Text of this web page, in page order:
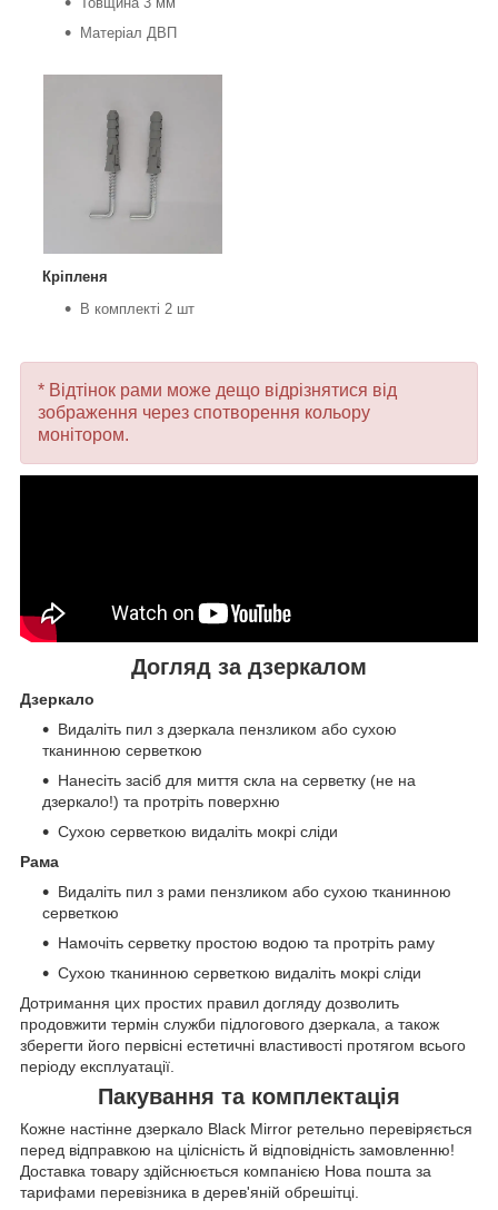
Матеріал ДВП
Кріпленя
В комплекті 2 шт
* Відтінок рами може дещо відрізнятися від
зображення через спотворення кольору
монітором.
Догляд за дзеркалом
Дзеркало
Видаліть пил з дзеркала пензликом або сухою
тканинною серветкою
Нанесіть засіб для миття скла на серветку (не на
дзеркало!) та протріть поверхню
Сухою серветкою видаліть мокрі сліди
Рама
Видаліть пил з рами пензликом або сухою тканинною
серветкою
Намочіть серветку простою водою та протріть раму
Сухою тканинною серветкою видаліть мокрі сліди
Дотримання цих простих правил догляду дозволить
продовжити термін служби підлогового дзеркала, а також
зберегти його первісні естетичні властивості протягом всього
періоду експлуатації.
Пакування та комплектація
Кожне настінне дзеркало Black Mirror ретельно перевіряється
перед відправкою на цілісність й відповідність замовленню!
Доставка товару здійснюється компанією Нова пошта за
тарифами перевізника в дерев'яній обрешітці.